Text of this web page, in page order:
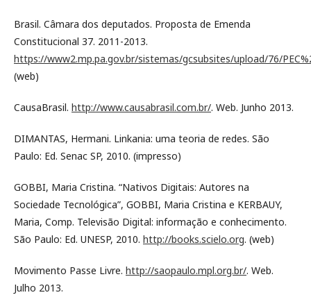
Brasil. Câmara dos deputados. Proposta de Emenda
Constitucional 37. 2011-2013.
https://www2.mp.pa.gov.br/sistemas/gcsubsites/upload/76/
(web)
CausaBrasil. http://www.causabrasil.com.br/. Web. Junho 2013.
DIMANTAS, Hermani. Linkania: uma teoria de redes. São
Paulo: Ed. Senac SP, 2010. (impresso)
GOBBI, Maria Cristina. “Nativos Digitais: Autores na
Sociedade Tecnológica”, GOBBI, Maria Cristina e KERBAUY,
Maria, Comp. Televisão Digital: informação e conhecimento.
São Paulo: Ed. UNESP, 2010. http://books.scielo.org. (web)
Movimento Passe Livre. http://saopaulo.mpl.org.br/. Web.
Julho 2013.